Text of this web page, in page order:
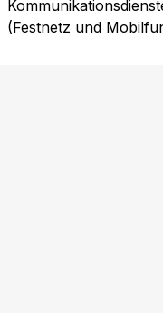
(Festnetz und